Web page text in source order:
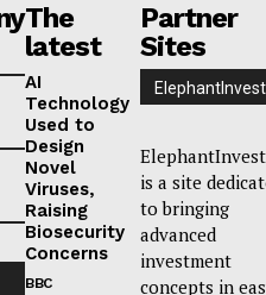
The
latest
AI
Technology
Used to
Design
Novel
Viruses,
Raising
Biosecurity
Concerns
BBC
Partner
Sites
is a site
to bringing
advanced
investment
concepts in